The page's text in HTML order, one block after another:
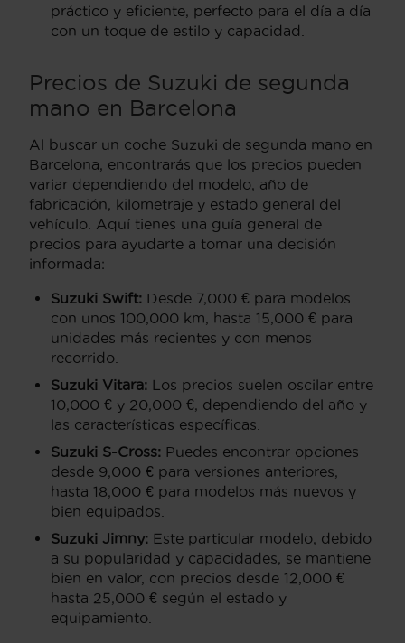
práctico y eficiente, perfecto para el día a día
con un toque de estilo y capacidad.
Precios de Suzuki de segunda
mano en Barcelona
Al buscar un coche Suzuki de segunda mano en
Barcelona, encontrarás que los precios pueden
variar dependiendo del modelo, año de
fabricación, kilometraje y estado general del
vehículo. Aquí tienes una guía general de
precios para ayudarte a tomar una decisión
informada:
Suzuki Swift: Desde 7,000 € para modelos
con unos 100,000 km, hasta 15,000 € para
unidades más recientes y con menos
recorrido.
Suzuki Vitara: Los precios suelen oscilar entre
10,000 € y 20,000 €, dependiendo del año y
las características específicas.
Suzuki S-Cross: Puedes encontrar opciones
desde 9,000 € para versiones anteriores,
hasta 18,000 € para modelos más nuevos y
bien equipados.
Suzuki Jimny: Este particular modelo, debido
a su popularidad y capacidades, se mantiene
bien en valor, con precios desde 12,000 €
hasta 25,000 € según el estado y
equipamiento.